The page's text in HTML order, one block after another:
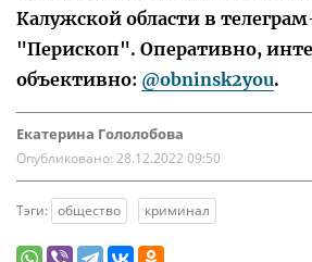
Калужской области в
"Перископ". Оперативно,
объективно: @obninsk2you.
Екатерина Гололобова
Опубликовано: 28.12.2022 09:50
Тэги: общество криминал